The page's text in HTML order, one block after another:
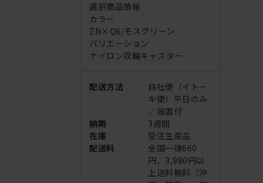
選択商品情報
カラー
ZN×Q6/モスグリーン
バリエーション
ナイロン双輪キャスター
配送方法
自社便（イトー
キ便）平日のみ
／設置付
納期
3週間
在庫
受注生産品
配送料
全国一律660
円、3,980円以
上送料無料（沖